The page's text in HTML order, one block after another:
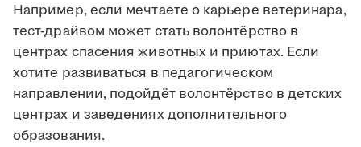
Например, если мечтаете о карьере ветеринара,
тест-драйвом может стать волонтёрство в
центрах спасения животных и приютах. Если
хотите развиваться в педагогическом
направлении, подойдёт волонтёрство в детских
центрах и заведениях дополнительного
образования.